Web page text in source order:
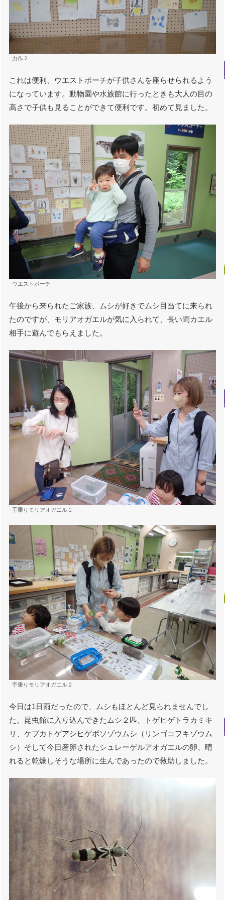
力作２
これは便利、ウエストポーチが子供さんを座らせられるよう
になっています。動物園や水族館に行ったときも大人の目の
高さで子供も見ることができて便利です。初めて見ました。
ウエストポーチ
午後から来られたご家族、ムシが好きでムシ目当てに来られ
たのですが、モリアオガエルが気に入られて、長い間カエル
相手に遊んでもらえました。
手乗りモリアオガエル１
手乗りモリアオガエル２
今日は1日雨だったので、ムシもほとんど見られませんでし
た。昆虫館に入り込んできたムシ２匹、トゲヒゲトラカミキ
リ、ケブカトゲアシヒゲボソゾウムシ（リンゴコフキゾウム
シ）そして今日産卵されたシュレーゲルアオガエルの卵、晴
れると乾燥しそうな場所に生んであったので救助しました。